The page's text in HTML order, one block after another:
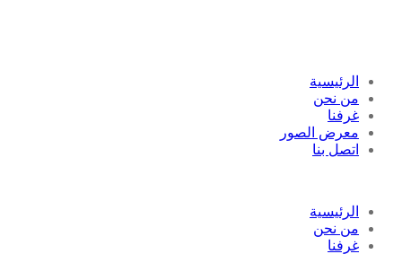
الرئيسية
من نحن
غرفنا
معرض الصور
اتصل بنا
الرئيسية
من نحن
غرفنا